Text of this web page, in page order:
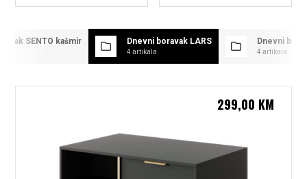
SENTO kašmir Dnevni boravak LARS
4 artikala
Dnevni
4 artikala
299,00 KM